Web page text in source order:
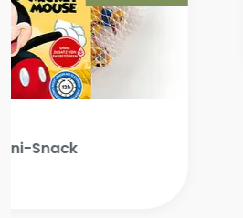
Pyramido